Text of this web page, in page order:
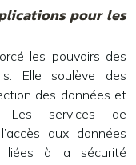
pour les
les pouvoirs des
Elle soulève des
des données et
Les services de
aux données
liées à la sécurité